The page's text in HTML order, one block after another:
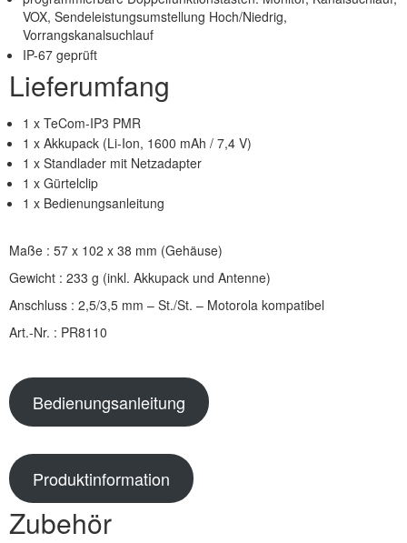
VOX, Sendeleistungsumstellung Hoch/Niedrig,
Vorrangskanalsuchlauf
IP-67 geprüft
Lieferumfang
1 x TeCom-IP3 PMR
1 x Akkupack (Li-Ion, 1600 mAh / 7,4 V)
1 x Standlader mit Netzadapter
1 x Gürtelclip
1 x Bedienungsanleitung
Maße : 57 x 102 x 38 mm (Gehäuse)
Gewicht : 233 g (inkl. Akkupack und Antenne)
Anschluss : 2,5/3,5 mm – St./St. – Motorola kompatibel
Art.-Nr. : PR8110
Bedienungsanleitung
Produktinformation
Zubehör